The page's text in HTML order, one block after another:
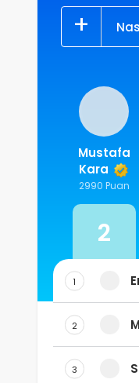
Mustafa
Kara
2990 Puan
2
1
2
3